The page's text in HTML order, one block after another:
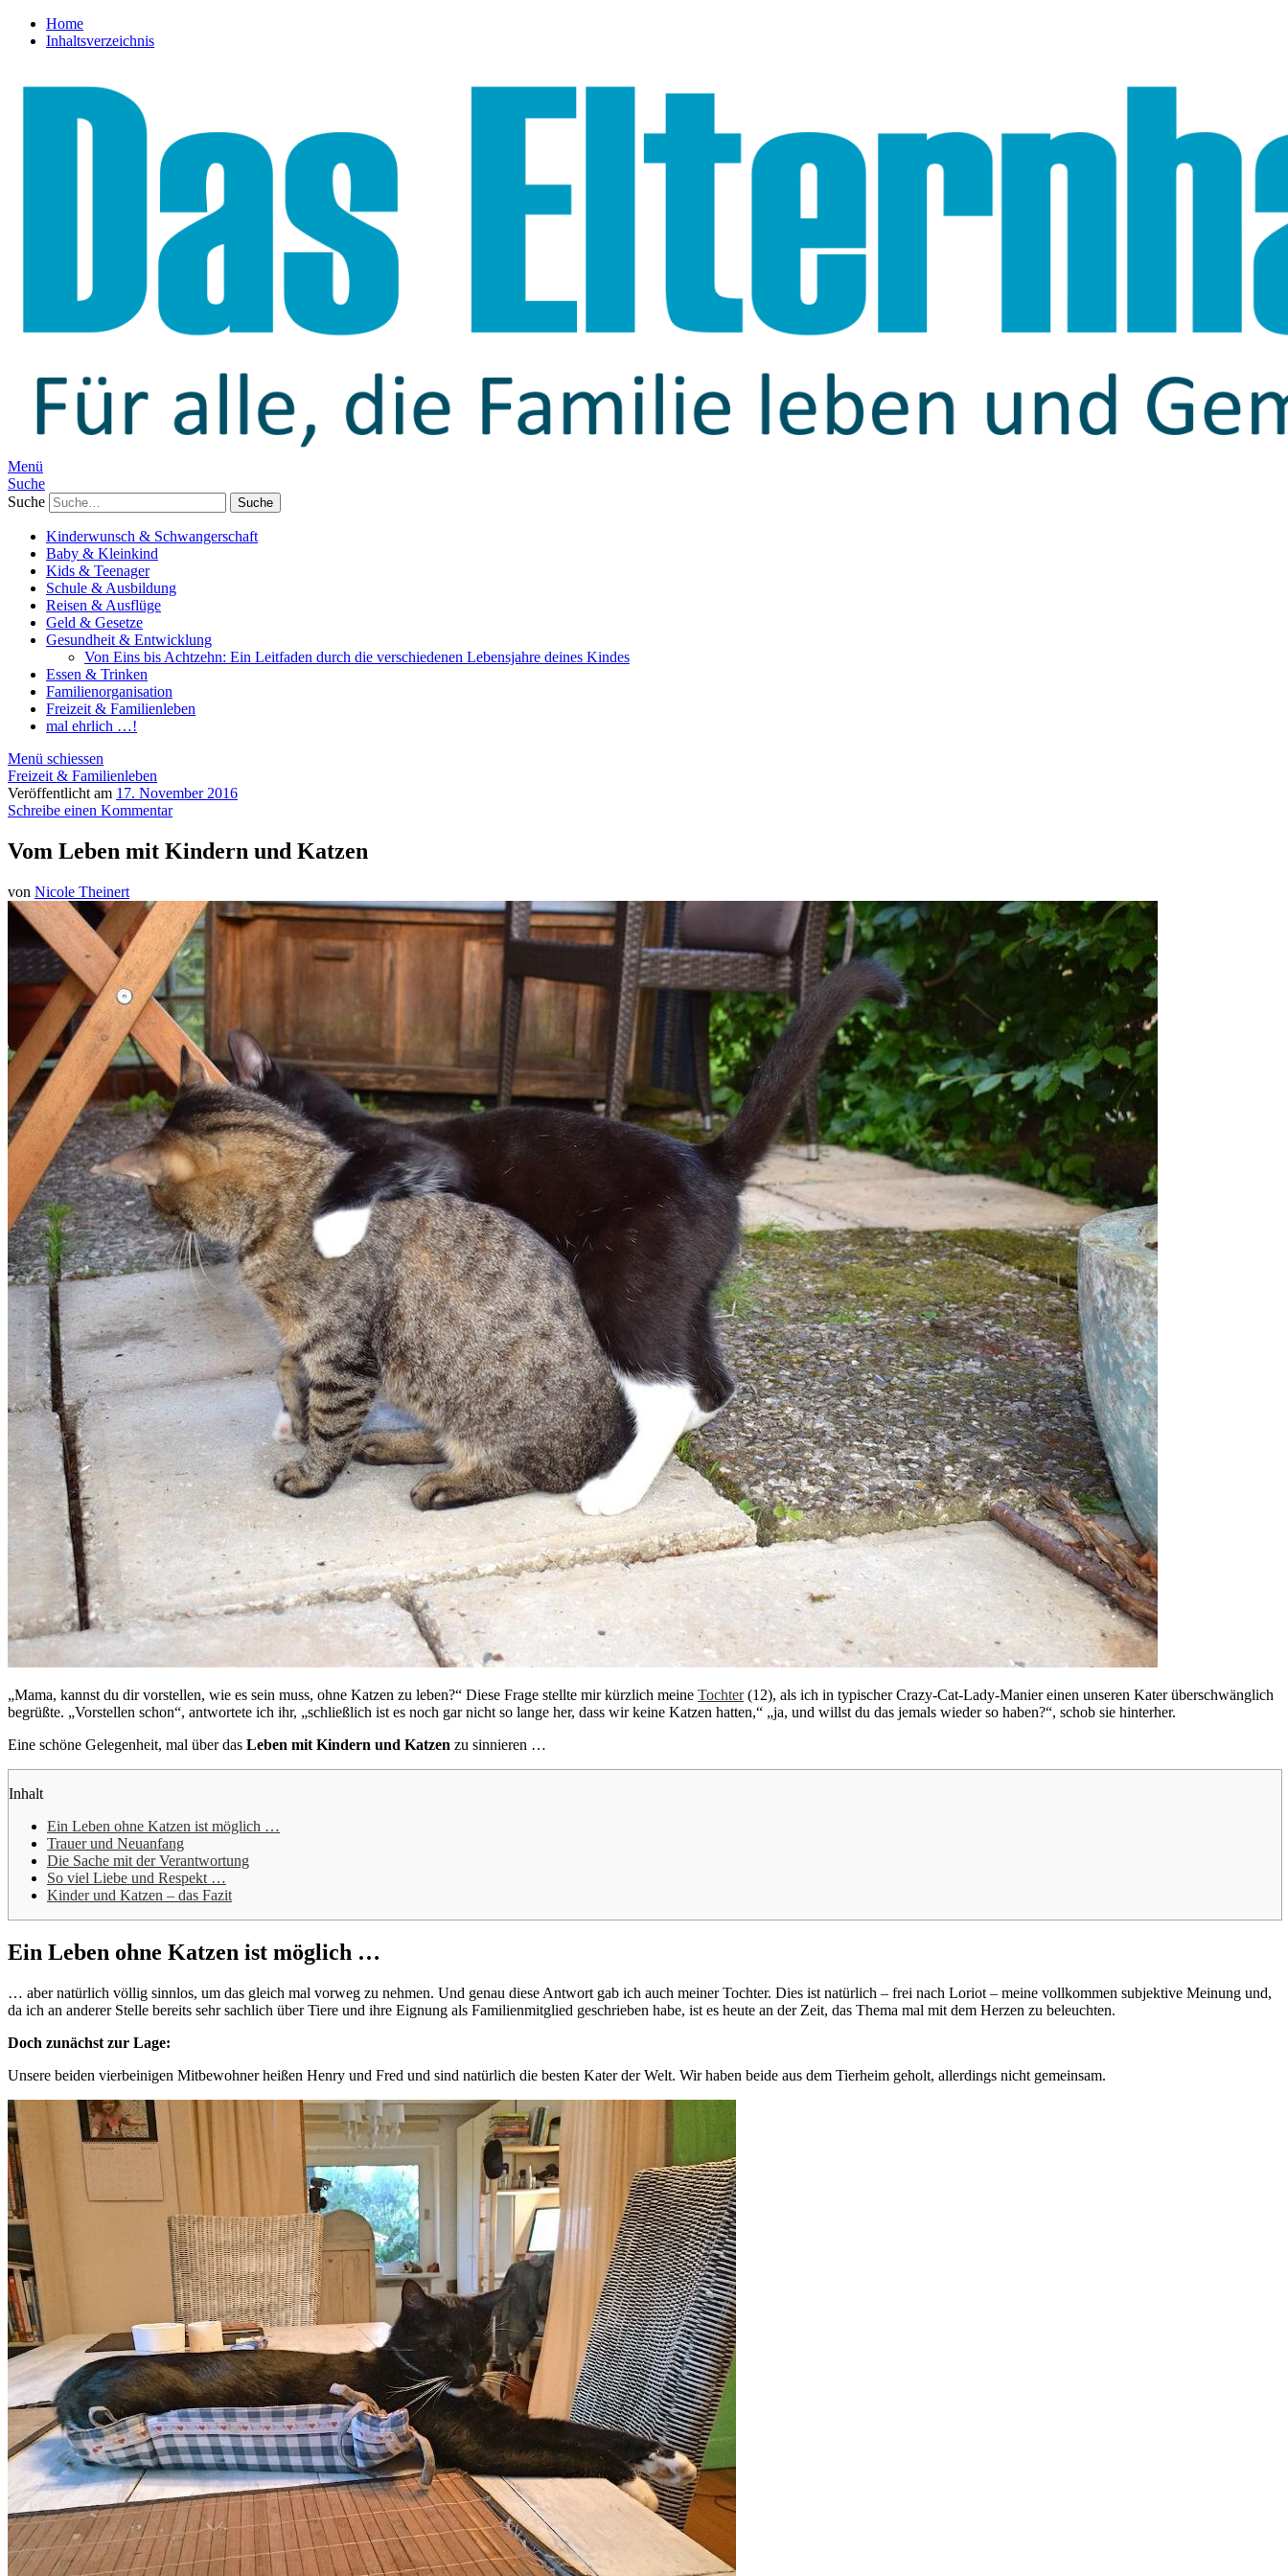
Home
Inhaltsverzeichnis
Menü
Suche
Suche
Kinderwunsch & Schwangerschaft
Baby & Kleinkind
Kids & Teenager
Schule & Ausbildung
Reisen & Ausflüge
Geld & Gesetze
Gesundheit & Entwicklung
Von Eins bis Achtzehn: Ein Leitfaden durch die verschiedenen Lebensjahre deines Kindes
Essen & Trinken
Familienorganisation
Freizeit & Familienleben
mal ehrlich …!
Menü schiessen
Freizeit & Familienleben
Veröffentlicht am 17. November 2016
Schreibe einen Kommentar
Vom Leben mit Kindern und Katzen
von Nicole Theinert
„Mama, kannst du dir vorstellen, wie es sein muss, ohne Katzen zu leben?“ Diese Frage stellte mir kürzlich meine Tochter(12), als ich in typischer Crazy-Cat-Lady-Manier einen unseren Kater überschwänglich
begrüßte. „Vorstellen schon“, antwortete ich ihr, „schließlich ist es noch gar nicht so lange her, dass wir keine Katzen hatten,“ „ja, und willst du das jemals wieder so haben?“, schob sie hinterher.
Eine schöne Gelegenheit, mal über das Leben mit Kindern und Katzen zu sinnieren …
Inhalt
Ein Leben ohne Katzen ist möglich …
Trauer und Neuanfang
Die Sache mit der Verantwortung
So viel Liebe und Respekt …
Kinder und Katzen – das Fazit
Ein Leben ohne Katzen ist möglich …
… aber natürlich völlig sinnlos, um das gleich mal vorweg zu nehmen. Und genau diese Antwort gab ich auch meiner Tochter. Dies ist natürlich – frei nach Loriot – meine vollkommen subjektive Meinung und,
da ich an anderer Stelle bereits sehr sachlich über Tiere und ihre Eignung als Familienmitglied geschrieben habe, ist es heute an der Zeit, das Thema mal mit dem Herzen zu beleuchten.
Doch zunächst zur Lage:
Unsere beiden vierbeinigen Mitbewohner heißen Henry und Fred und sind natürlich die besten Kater der Welt. Wir haben beide aus dem Tierheim geholt, allerdings nicht gemeinsam.